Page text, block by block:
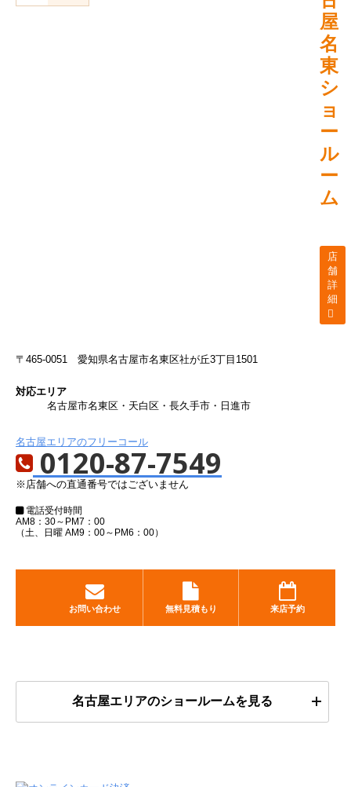
屋
名
東
シ
ョ
ー
ル
ー
ム
店
舗
詳
細
〒465-0051 愛知県名古屋市名東区社が丘3丁目1501
対応エリア
名古屋市名東区・天白区・長久手市・日進市
名古屋エリアのフリーコール
0120-87-7549
※店舗への直通番号ではございません
電話受付時間
AM8：30～PM7：00
（土、日曜 AM9：00～PM6：00）
お問い合わせ 無料見積もり 来店予約
名古屋エリアのショールームを見る